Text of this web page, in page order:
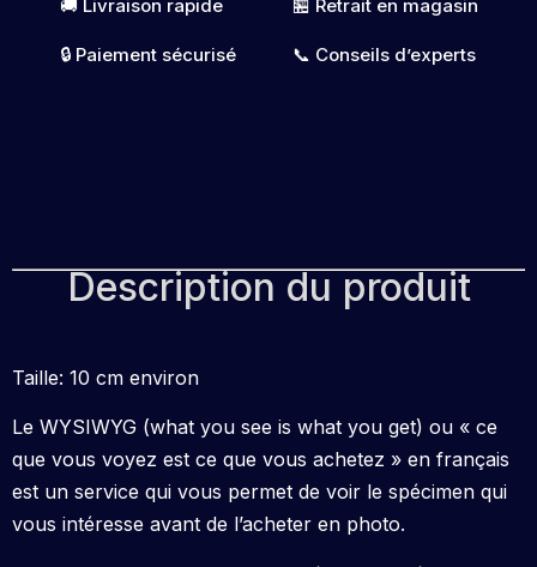
🚚 Livraison rapide
🔒 Paiement sécurisé
🏪 Retrait en magasin
📞 Conseils d’experts
Description du produit
Taille: 10 cm environ
Le WYSIWYG (what you see is what you get) ou « ce
que vous voyez est ce que vous achetez » en français
est un service qui vous permet de voir le spécimen qui
vous intéresse avant de l’acheter en photo.